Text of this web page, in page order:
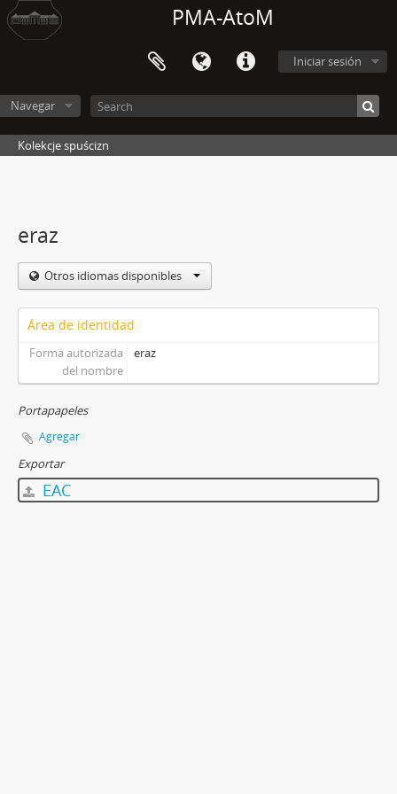
PMA-AtoM
Iniciar sesión
Navegar
Kolekcje spuścizn
eraz
Otros idiomas disponibles
Área de identidad
Forma autorizada
del nombre
eraz
Portapapeles
Agregar
Exportar
EAC